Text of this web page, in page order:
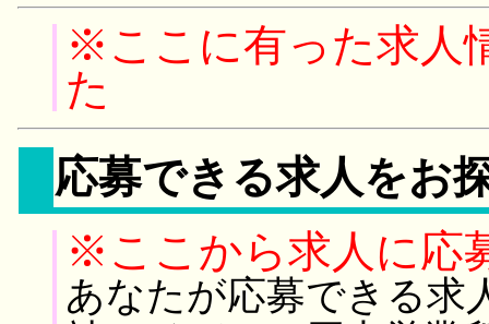
※ここに有った求人
た
応募できる求人をお
※ここから求人に応
あなたが応募できる求